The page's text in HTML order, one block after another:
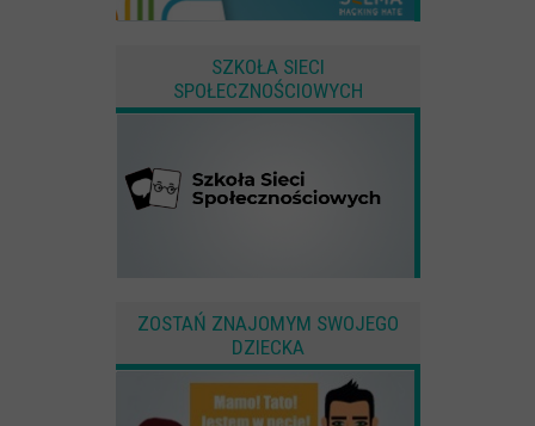
SZKOŁA SIECI
SPOŁECZNOŚCIOWYCH
ZOSTAŃ ZNAJOMYM SWOJEGO
DZIECKA